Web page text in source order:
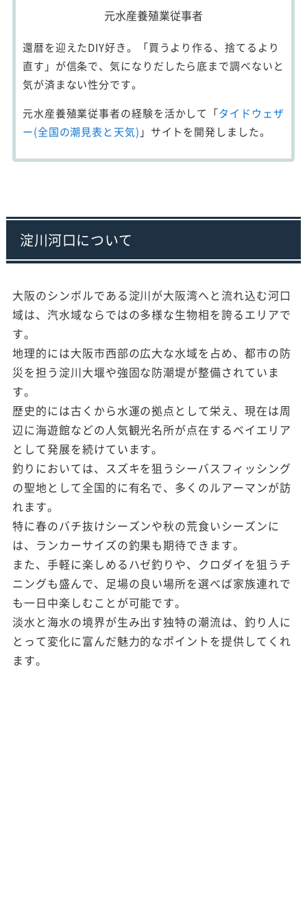
元水産養殖業従事者
還暦を迎えたDIY好き。「買うより作る、捨てるより
直す」が信条で、気になりだしたら底まで調べないと
気が済まない性分です。
元水産養殖業従事者の経験を活かして「タイドウェザ
ー(全国の潮見表と天気) 」サイトを開発しました。
淀川河口について
大阪のシンボルである淀川が大阪湾へと流れ込む河口
域は、汽水域ならではの多様な生物相を誇るエリアで
す。
地理的には大阪市西部の広大な水域を占め、都市の防
災を担う淀川大堰や強固な防潮堤が整備されていま
す。
歴史的には古くから水運の拠点として栄え、現在は周
辺に海遊館などの人気観光名所が点在するベイエリア
として発展を続けています。
釣りにおいては、スズキを狙うシーバスフィッシング
の聖地として全国的に有名で、多くのルアーマンが訪
れます。
特に春のバチ抜けシーズンや秋の荒食いシーズンに
は、ランカーサイズの釣果も期待できます。
また、手軽に楽しめるハゼ釣りや、クロダイを狙うチ
ニングも盛んで、足場の良い場所を選べば家族連れで
も一日中楽しむことが可能です。
淡水と海水の境界が生み出す独特の潮流は、釣り人に
とって変化に富んだ魅力的なポイントを提供してくれ
ます。